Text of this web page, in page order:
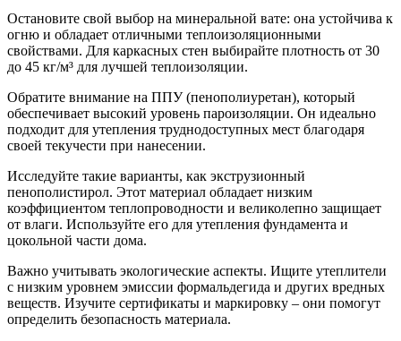
Остановите свой выбор на минеральной вате: она устойчива к
огню и обладает отличными теплоизоляционными
свойствами. Для каркасных стен выбирайте плотность от 30
до 45 кг/м³ для лучшей теплоизоляции.
Обратите внимание на ППУ (пенополиуретан), который
обеспечивает высокий уровень пароизоляции. Он идеально
подходит для утепления труднодоступных мест благодаря
своей текучести при нанесении.
Исследуйте такие варианты, как экструзионный
пенополистирол. Этот материал обладает низким
коэффициентом теплопроводности и великолепно защищает
от влаги. Используйте его для утепления фундамента и
цокольной части дома.
Важно учитывать экологические аспекты. Ищите утеплители
с низким уровнем эмиссии формальдегида и других вредных
веществ. Изучите сертификаты и маркировку – они помогут
определить безопасность материала.